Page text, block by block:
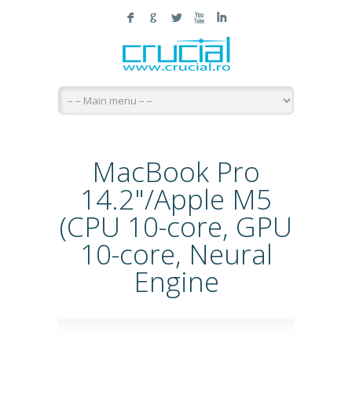
F G L X I
MacBook Pro
14.2"/Apple M5
(CPU 10-core, GPU
10-core, Neural
Engine